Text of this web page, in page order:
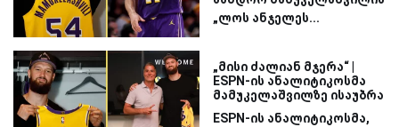
„ლოს ანჯელეს...
„მისი ძალიან მჯერა“ |
ESPN-ის ანალიტიკოსმა
მამუკელაშვილზე ისაუბრა
ESPN-ის ანალიტიკოსმა,